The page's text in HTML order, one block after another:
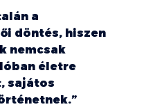
a
döntés, hiszen
nemcsak
életre
sajátos